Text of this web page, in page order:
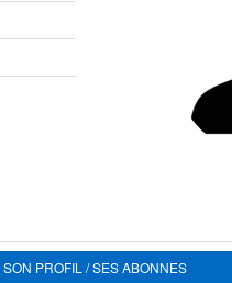
SON PROFIL / SES ABONNES